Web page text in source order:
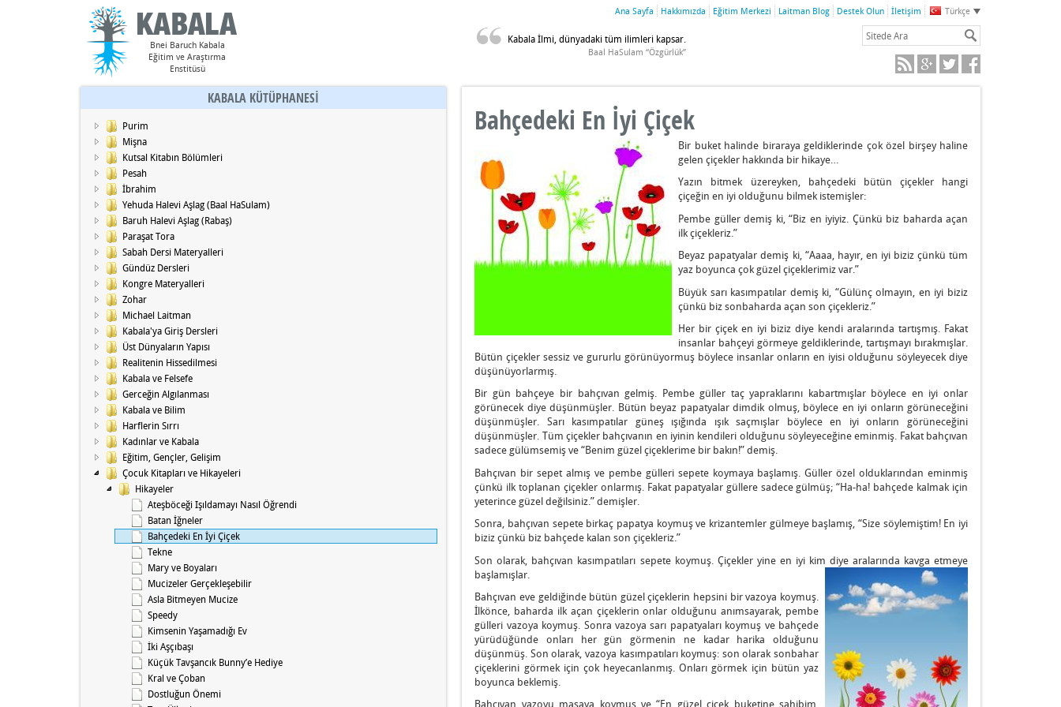
Bnei Baruch Kabala
Eğitim ve Araştırma
Enstitüsü
Türkçe
Ana Sayfa Hakkımızda Eğitim Merkezi Laitman Blog Destek Olun İletişim
Kabala İlmi, dünyadaki tüm ilimleri kapsar.
Baal HaSulam “Özgürlük”
KABALA KÜTÜPHANESİ
Purim
Mişna
Kutsal Kitabın Bölümleri
Pesah
İbrahim
Yehuda Halevi Aşlag (Baal HaSulam)
Baruh Halevi Aşlag (Rabaş)
Paraşat Tora
Sabah Dersi Materyalleri
Gündüz Dersleri
Kongre Materyalleri
Zohar
Michael Laitman
Kabala'ya Giriş Dersleri
Üst Dünyaların Yapısı
Realitenin Hissedilmesi
Kabala ve Felsefe
Gerceğin Algılanması
Kabala ve Bilim
Harflerin Sırrı
Kadınlar ve Kabala
Eğitim, Gençler, Gelişim
Çocuk Kitapları ve Hikayeleri
Hikayeler
Ateşböceği Işıldamayı Nasıl Öğrendi
Batan İğneler
Bahçedeki En İyi Çiçek
Tekne
Mary ve Boyaları
Mucizeler Gerçekleşebilir
Asla Bitmeyen Mucize
Speedy
Kimsenin Yaşamadığı Ev
İki Aşçıbaşı
Küçük Tavşancık Bunny’e Hediye
Kral ve Çoban
Dostluğun Önemi
Bahçedeki En İyi Çiçek
Bir buket halinde biraraya geldiklerinde çok özel birşey haline
gelen çiçekler hakkında bir hikaye…
Yazın bitmek üzereyken, bahçedeki bütün çiçekler hangi
çiçeğin en iyi olduğunu bilmek istemişler:
Pembe güller demiş ki, “Biz en iyiyiz. Çünkü biz baharda açan
ilk çiçekleriz.”
Beyaz papatyalar demiş ki, “Aaaa, hayır, en iyi biziz çünkü tüm
yaz boyunca çok güzel çiçeklerimiz var.”
Büyük sarı kasımpatılar demiş ki, “Gülünç olmayın, en iyi biziz
çünkü biz sonbaharda açan son çiçekleriz.”
Her bir çiçek en iyi biziz diye kendi aralarında tartışmış. Fakat
insanlar bahçeyi görmeye geldiklerinde, tartışmayı bırakmışlar.
Bütün çiçekler sessiz ve gururlu görünüyormuş böylece insanlar onların en iyisi olduğunu söyleyecek diye
düşünüyorlarmış.
Bir gün bahçeye bir bahçıvan gelmiş. Pembe güller taç yapraklarını kabartmışlar böylece en iyi onlar
görünecek diye düşünmüşler. Bütün beyaz papatyalar dimdik olmuş, böylece en iyi onların görüneceğini
düşünmüşler. Sarı kasımpatılar güneş ışığında ışık saçmışlar böylece en iyi onların görüneceğini
düşünmüşler. Tüm çiçekler bahçıvanın en iyinin kendileri olduğunu söyleyeceğine eminmiş. Fakat bahçıvan
sadece gülümsemiş ve “Benim güzel çiçeklerime bir bakın!” demiş.
Bahçıvan bir sepet almış ve pembe gülleri sepete koymaya başlamış. Güller özel olduklarından eminmiş
çünkü ilk toplanan çiçekler onlarmış. Fakat papatyalar güllere sadece gülmüş; “Ha-ha! bahçede kalmak için
yeterince güzel değilsiniz.” demişler.
Sonra, bahçıvan sepete birkaç papatya koymuş ve krizantemler gülmeye başlamış, “Size söylemiştim! En iyi
biziz çünkü biz bahçede kalan son çiçekleriz.”
Son olarak, bahçıvan kasımpatıları sepete koymuş. Çiçekler yine en iyi kim diye aralarında kavga etmeye
başlamışlar.
Bahçıvan eve geldiğinde bütün güzel çiçeklerin hepsini bir vazoya koymuş.
İlkönce, baharda ilk açan çiçeklerin onlar olduğunu anımsayarak, pembe
gülleri vazoya koymuş. Sonra vazoya sarı papatyaları koymuş ve bahçede
yürüdüğünde onları her gün görmenin ne kadar harika olduğunu
düşünmüş. Son olarak, vazoya kasımpatıları koymuş: son olarak sonbahar
çiçeklerini görmek için çok heyecanlanmış. Onları görmek için bütün yaz
boyunca beklemiş.
Bahçıvan vazoyu masaya koymuş ve “En güzel çiçek buketine sahibim.